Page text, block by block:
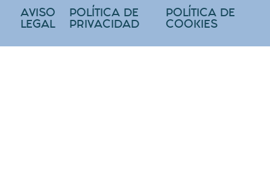
AVISO
LEGAL
POLÍTICA DE
PRIVACIDAD
POLÍTICA DE
COOKIES